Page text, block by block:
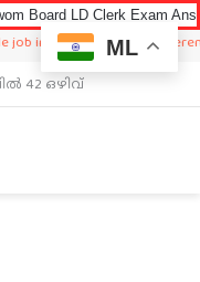
Clerk Exam Answer Key
from different
Answer Key 2026
ML